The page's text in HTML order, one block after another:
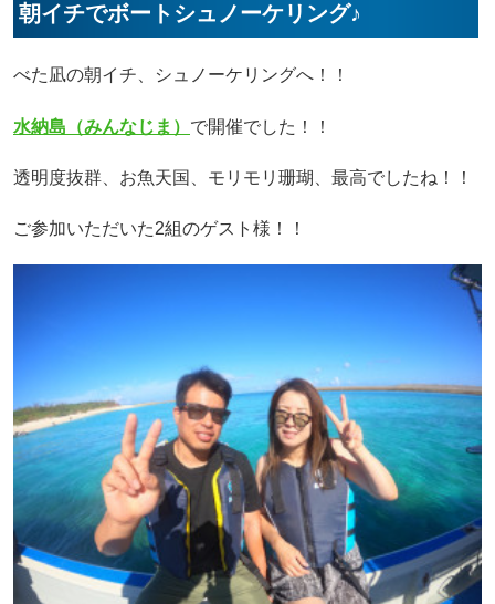
朝イチでボートシュノーケリング♪
べた凪の朝イチ、シュノーケリングへ！！
水納島（みんなじま） で開催でした！！
透明度抜群、お魚天国、モリモリ珊瑚、最高でしたね！！
ご参加いただいた2組のゲスト様！！